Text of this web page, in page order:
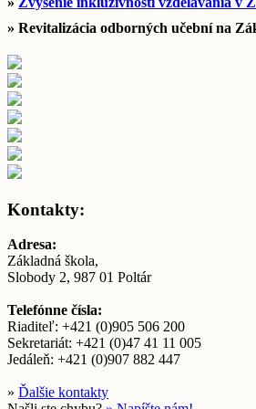
» Revitalizácia odborných učební na
Kontakty:
Adresa:
Základná škola,
Slobody 2, 987 01 Poltár
Telefónne čísla:
Riaditeľ: +421 (0)905 506 200
Sekretariát: +421 (0)47 41 11 005
Jedáleň: +421 (0)907 882 447
» Ďalšie kontakty